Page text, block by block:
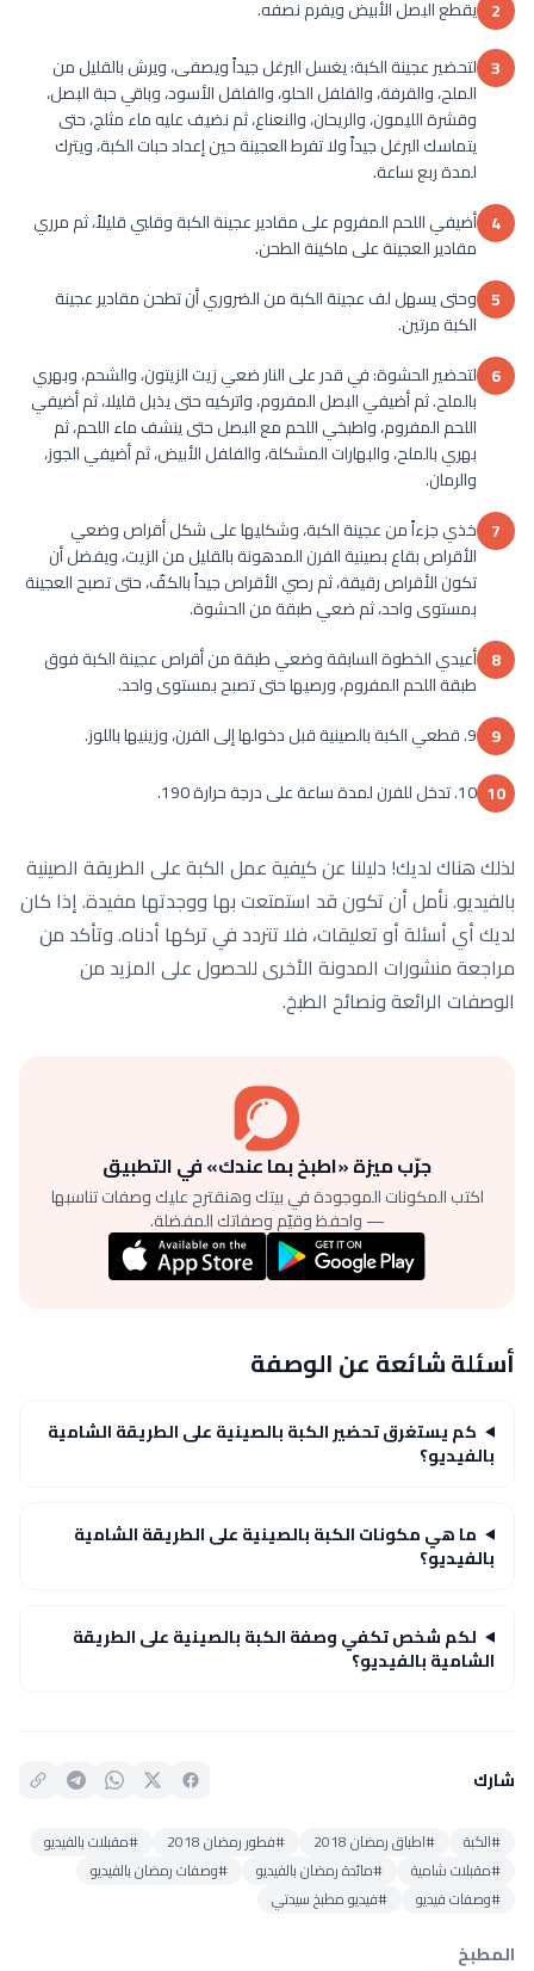
2 يقطع البصل الأبيض ويفرم نصفه.
3 لتحضير عجينة الكبة: يغسل البرغل جيداً ويصفى، ويرش بالقليل من
الملح، والقرفة، والفلفل الحلو، والفلفل الأسود، وباقي حبة البصل،
وقشرة الليمون، والريحان، والنعناع، ثم نضيف عليه ماء مثلج، حتى
يتماسك البرغل جيداً ولا تفرط العجينة حين إعداد حبات الكبة، ويترك
لمدة ربع ساعة.
4 أضيفي اللحم المفروم على مقادير عجينة الكبة وقلبي قليلاً، ثم مرري
مقادير العجينة على ماكينة الطحن.
5 وحتى يسهل لف عجينة الكبة من الضروري أن تطحن مقادير عجينة
الكبة مرتين.
6 لتحضير الحشوة: في قدر على النار ضعي زيت الزيتون، والشحم، وبهري
بالملح. ثم أضيفي البصل المفروم، واتركيه حتى يذبل قليلا، ثم أضيفي
اللحم المفروم، واطبخي اللحم مع البصل حتى ينشف ماء اللحم، ثم
بهري بالملح، والبهارات المشكلة، والفلفل الأبيض، ثم أضيفي الجوز،
والرمان.
7 خذي جزءاً من عجينة الكبة، وشكليها على شكل أقراص وضعي
الأقراص بقاع بصينية الفرن المدهونة بالقليل من الزيت، ويفضل أن
تكون الأقراص رقيقة، ثم رصي الأقراص جيداً بالكفّ، حتى تصبح العجينة
بمستوى واحد، ثم ضعي طبقة من الحشوة.
8 أعيدي الخطوة السابقة وضعي طبقة من أقراص عجينة الكبة فوق
طبقة اللحم المفروم، ورصيها حتى تصبح بمستوى واحد.
9 9. قطعي الكبة بالصينية قبل دخولها إلى الفرن، وزينيها باللوز.
10 10. تدخل للفرن لمدة ساعة على درجة حرارة 190.
لذلك هناك لديك! دليلنا عن كيفية عمل الكبة على الطريقة الصينية
بالفيديو. نأمل أن تكون قد استمتعت بها ووجدتها مفيدة. إذا كان
لديك أي أسئلة أو تعليقات، فلا تتردد في تركها أدناه. وتأكد من
مراجعة منشورات المدونة الأخرى للحصول على المزيد من
الوصفات الرائعة ونصائح الطبخ.
جرّب ميزة «اطبخ بما عندك» في التطبيق
اكتب المكونات الموجودة في بيتك وهنقترح عليك وصفات تناسبها
— واحفظ وقيّم وصفاتك المفضلة.
أسئلة شائعة عن الوصفة
كم يستغرق تحضير الكبة بالصينية على الطريقة الشامية
بالفيديو؟
ما هي مكونات الكبة بالصينية على الطريقة الشامية
بالفيديو؟
لكم شخص تكفي وصفة الكبة بالصينية على الطريقة
الشامية بالفيديو؟
شارك
#الكبة #اطباق رمضان 2018 #فطور رمضان 2018
#مقبلات بالفيديو
#مقبلات شامية
#مائدة رمضان بالفيديو
#وصفات رمضان بالفيديو
#وصفات فيديو
#فيديو مطبخ سيدتي
المطبخ